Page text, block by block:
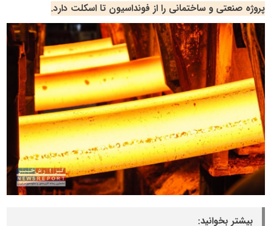
پروژه صنعتی و ساختمانی را از فونداسیون تا اسکلت دارد.
بیشتر بخوانید: